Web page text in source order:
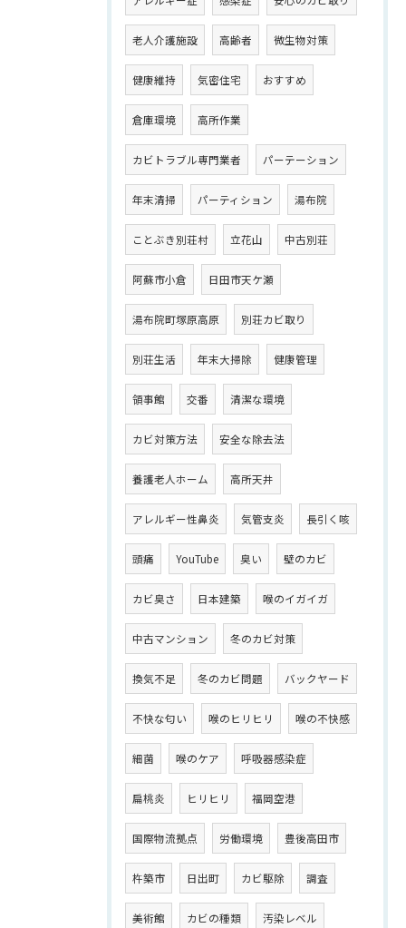
老人介護施設 高齢者 微生物対策
健康維持 気密住宅 おすすめ
倉庫環境 高所作業
カビトラブル専門業者 パーテーション
年末清掃 パーティション 湯布院
ことぶき別荘村 立花山 中古別荘
阿蘇市小倉 日田市天ケ瀬
湯布院町塚原高原 別荘カビ取り
別荘生活 年末大掃除 健康管理
領事館 交番 清潔な環境
カビ対策方法 安全な除去法
養護老人ホーム 高所天井
アレルギー性鼻炎 気管支炎 長引く咳
頭痛 YouTube 臭い 壁のカビ
カビ臭さ 日本建築 喉のイガイガ
中古マンション 冬のカビ対策
換気不足 冬のカビ問題 バックヤード
不快な匂い 喉のヒリヒリ 喉の不快感
細菌 喉のケア 呼吸器感染症
扁桃炎 ヒリヒリ 福岡空港
国際物流拠点 労働環境 豊後高田市
杵築市 日出町 カビ駆除 調査
美術館 カビの種類 汚染レベル